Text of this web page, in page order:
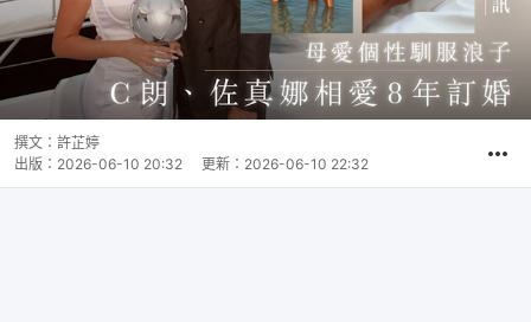
撰文： 許芷婷
出版： 2026-06-10 20:32 更新： 2026-06-10 22:32